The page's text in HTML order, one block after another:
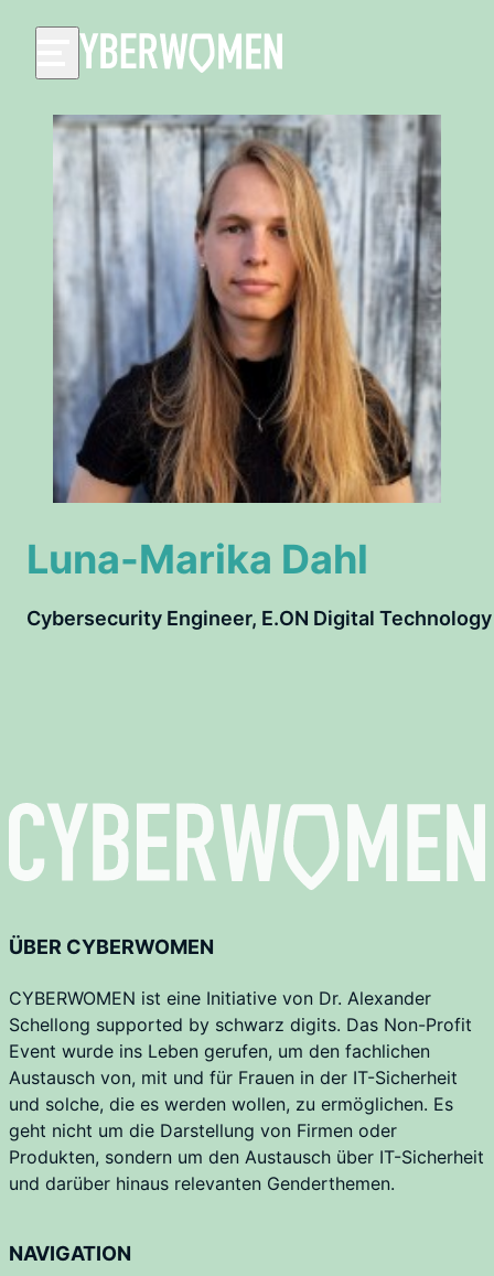
Luna-Marika Dahl
Cybersecurity Engineer, E.ON Digital Technology
ÜBER CYBERWOMEN
CYBERWOMEN ist eine Initiative von Dr. Alexander
Schellong supported by schwarz digits. Das Non-Profit
Event wurde ins Leben gerufen, um den fachlichen
Austausch von, mit und für Frauen in der IT-Sicherheit
und solche, die es werden wollen, zu ermöglichen. Es
geht nicht um die Darstellung von Firmen oder
Produkten, sondern um den Austausch über IT-Sicherheit
und darüber hinaus relevanten Genderthemen.
NAVIGATION